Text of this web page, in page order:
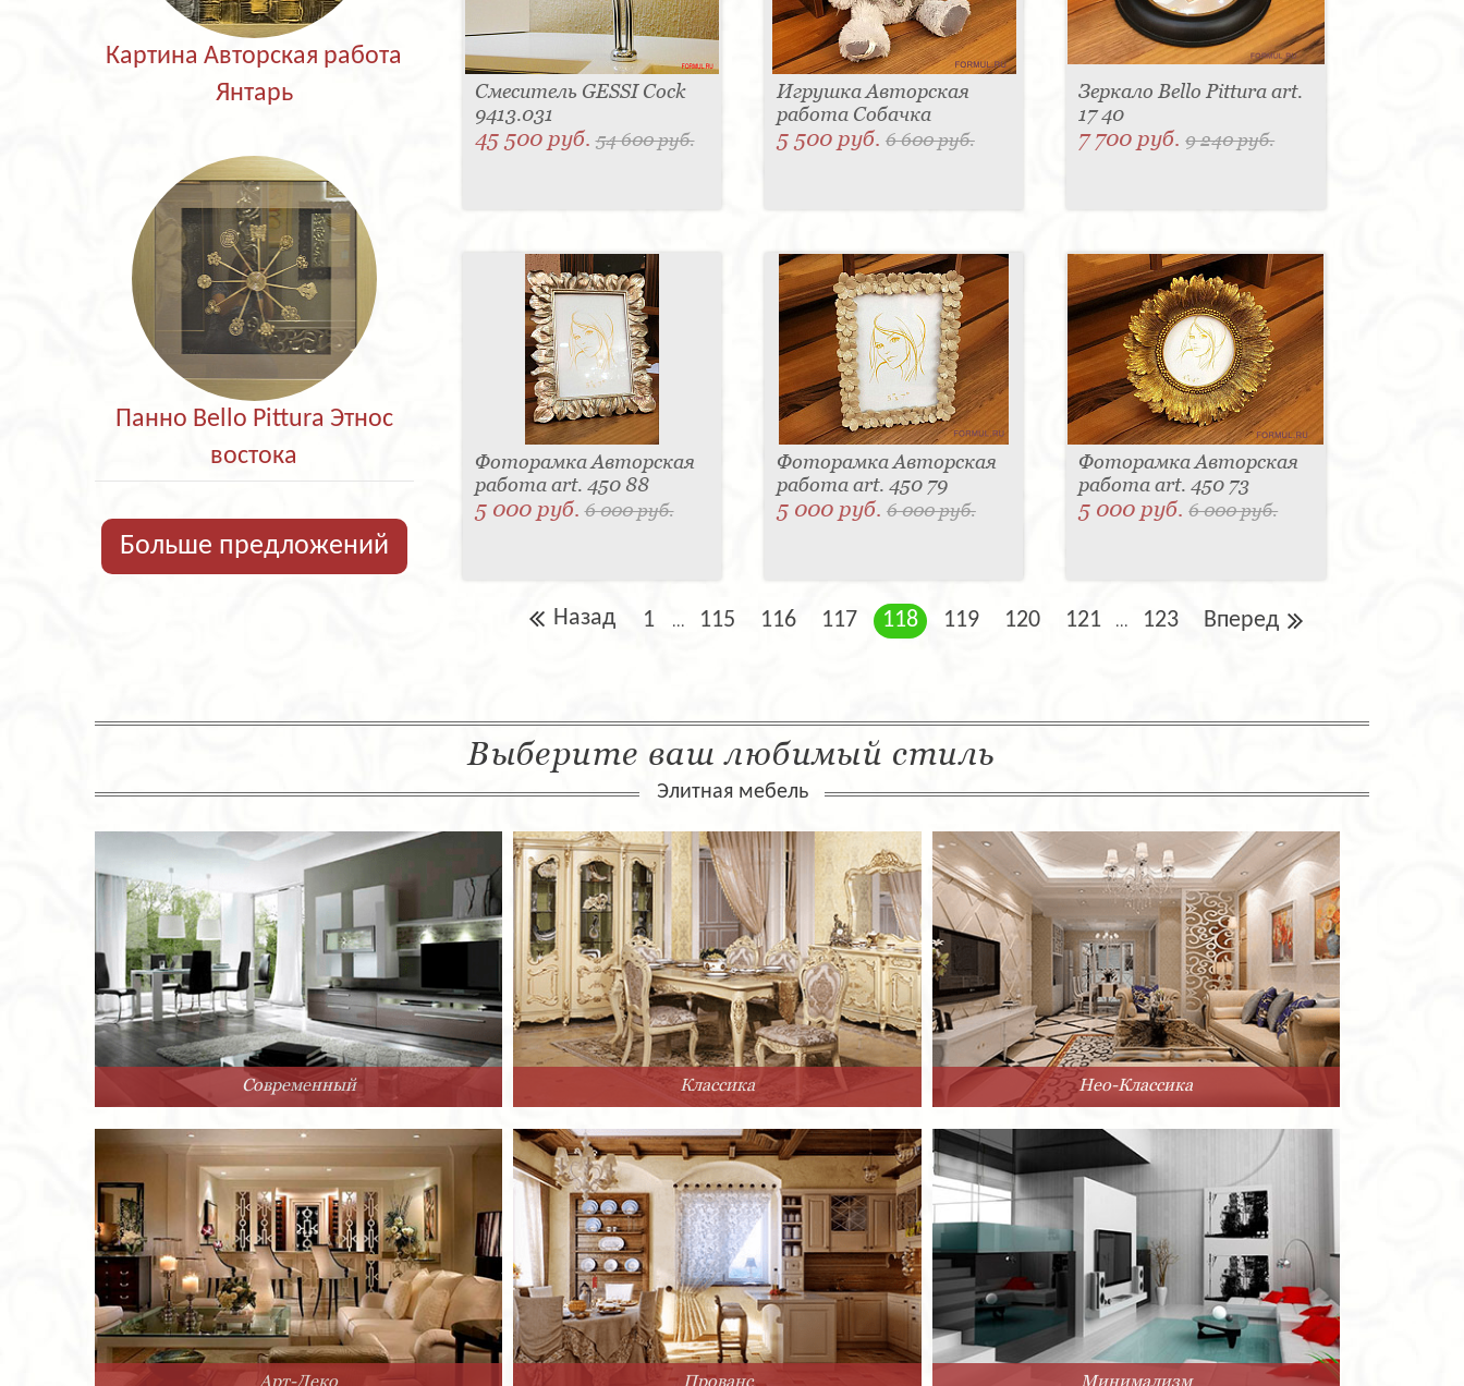
Картина Авторская работа
Янтарь
Панно Bello Pittura Этнос
востока
Больше предложений
Смеситель GESSI Cock
9413.031
45 500 руб.54 600 руб.
Игрушка Авторская
работа Собачка
5 500 руб. 6 600 руб.
Зеркало Bello Pittura art.
17 40
7 700 руб.9 240 руб.
Фоторамка Авторская
работа art. 450 88
5 000 руб.6 000 руб.
Фоторамка Авторская
работа art. 450 79
5 000 руб. 6 000 руб.
Фоторамка Авторская
работа art. 450 73
5 000 руб.6 000 руб.
Назад 1 ... 115 116 117 118 119 120 121 ... 123 Вперед
Выберите ваш любимый стиль
Элитная мебель
Современный Классика Нео-Классика
Арт-Деко Прованс Минимализм